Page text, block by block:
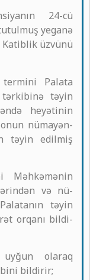
24-cü
yeganə
üzvünü
termini Palata
təyin
heyətinin
nümayən-
təyin edilmiş
Məhkəmənin
və nü-
təyin
orqanı bildi-
olaraq
bildirir;